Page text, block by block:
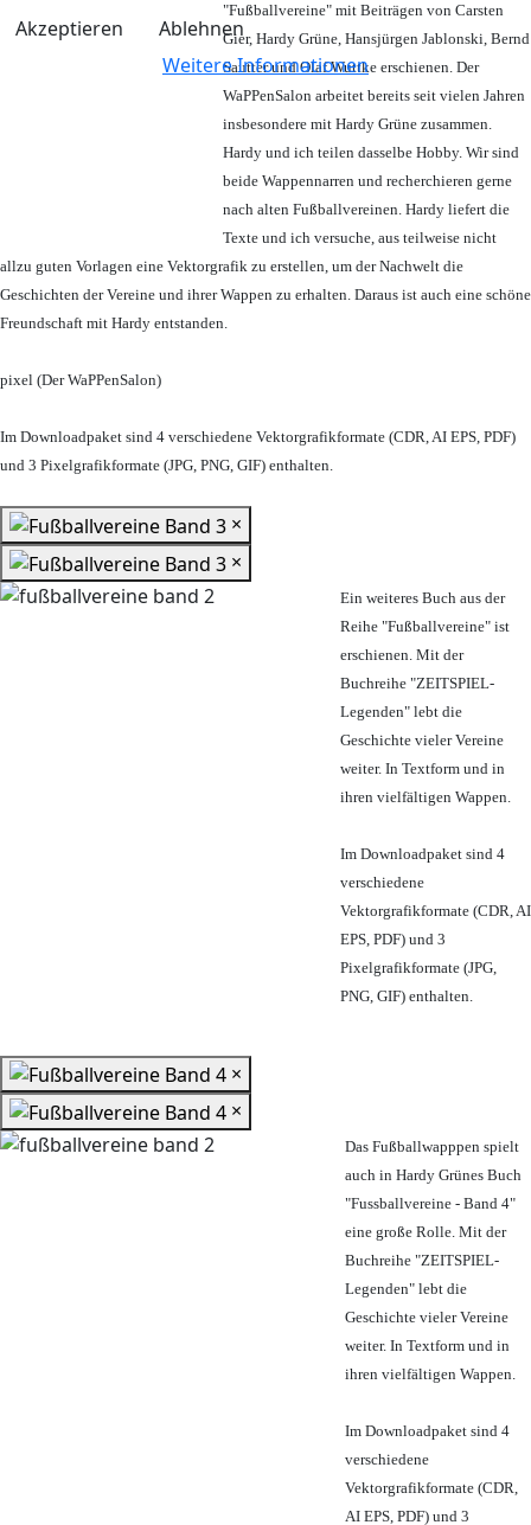
Akzeptieren
Ablehnen
Weitere Informationen
"Fußballvereine" mit Beiträgen von Carsten
Gier, Hardy Grüne, Hansjürgen Jablonski, Bernd
Sautter und Olaf Wuttke erschienen. Der
WaPPenSalon arbeitet bereits seit vielen Jahren
insbesondere mit Hardy Grüne zusammen.
Hardy und ich teilen dasselbe Hobby. Wir sind
beide Wappennarren und recherchieren gerne
nach alten Fußballvereinen. Hardy liefert die
Texte und ich versuche, aus teilweise nicht
allzu guten Vorlagen eine Vektorgrafik zu erstellen, um der Nachwelt die
Geschichten der Vereine und ihrer Wappen zu erhalten. Daraus ist auch eine schöne
Freundschaft mit Hardy entstanden.
pixel (Der WaPPenSalon)
Im Downloadpaket sind 4 verschiedene Vektorgrafikformate (CDR, AI EPS, PDF)
und 3 Pixelgrafikformate (JPG, PNG, GIF) enthalten.
×
×
Ein weiteres Buch aus der
Reihe "Fußballvereine" ist
erschienen. Mit der
Buchreihe "ZEITSPIEL-
Legenden" lebt die
Geschichte vieler Vereine
weiter. In Textform und in
ihren vielfältigen Wappen.
Im Downloadpaket sind 4
verschiedene
Vektorgrafikformate (CDR, AI
EPS, PDF) und 3
Pixelgrafikformate (JPG,
PNG, GIF) enthalten.
×
×
Das Fußballwapppen spielt
auch in Hardy Grünes Buch
"Fussballvereine - Band 4"
eine große Rolle. Mit der
Buchreihe "ZEITSPIEL-
Legenden" lebt die
Geschichte vieler Vereine
weiter. In Textform und in
ihren vielfältigen Wappen.
Im Downloadpaket sind 4
verschiedene
Vektorgrafikformate (CDR,
AI EPS, PDF) und 3